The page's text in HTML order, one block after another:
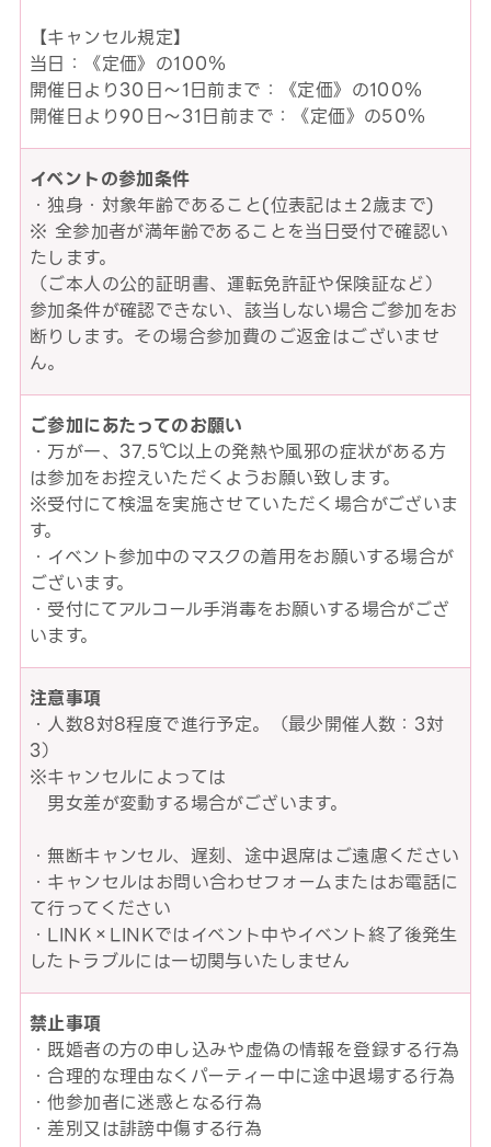
【キャンセル規定】
当日：《定価》の100％
開催日より30日～1日前まで：《定価》の100％
開催日より90日～31日前まで：《定価》の50％
イベントの参加条件
・独身・対象年齢であること(位表記は±2歳まで)
※ 全参加者が満年齢であることを当日受付で確認い
たします。
（ご本人の公的証明書、運転免許証や保険証など）
参加条件が確認できない、該当しない場合ご参加をお
断りします。その場合参加費のご返金はございませ
ん。
ご参加にあたってのお願い
・万が一、37.5℃以上の発熱や風邪の症状がある方
は参加をお控えいただくようお願い致します。
※受付にて検温を実施させていただく場合がございま
す。
・イベント参加中のマスクの着用をお願いする場合が
ございます。
・受付にてアルコール手消毒をお願いする場合がござ
います。
注意事項
・人数8対8程度で進行予定。（最少開催人数：3対
3）
※キャンセルによっては
男女差が変動する場合がございます。
・無断キャンセル、遅刻、途中退席はご遠慮ください
・キャンセルはお問い合わせフォームまたはお電話に
て行ってください
・LINK×LINKではイベント中やイベント終了後発生
したトラブルには一切関与いたしません
禁止事項
・既婚者の方の申し込みや虚偽の情報を登録する行為
・合理的な理由なくパーティー中に途中退場する行為
・他参加者に迷惑となる行為
・差別又は誹謗中傷する行為